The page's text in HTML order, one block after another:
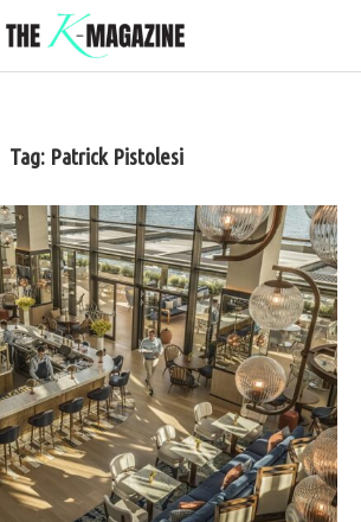
Tag: Patrick Pistolesi